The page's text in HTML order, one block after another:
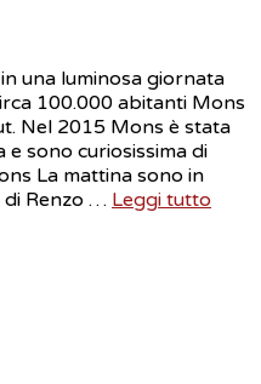
una luminosa giornata
100.000 abitanti Mons
Nel 2015 Mons è stata
sono curiosissima di
La mattina sono in
di Renzo … Leggi tutto